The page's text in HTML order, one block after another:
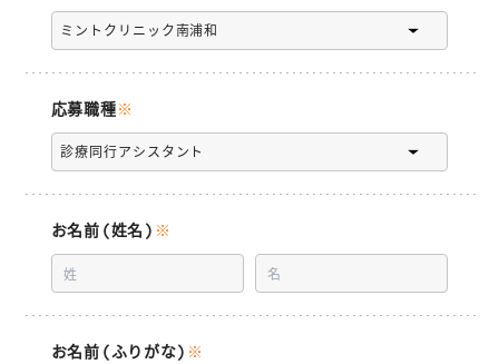
応募職種※
お名前(姓名) ※
お名前(ふりがな) ※